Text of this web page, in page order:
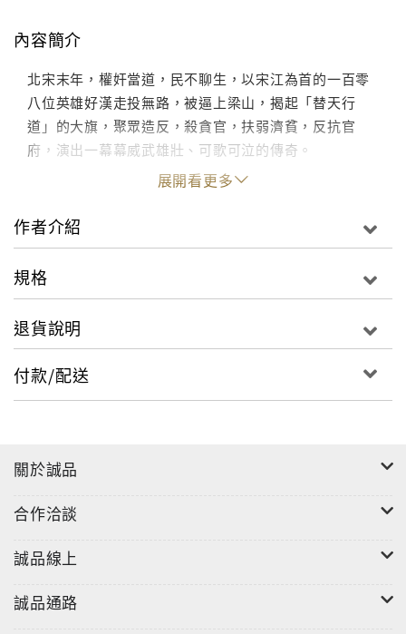
內容簡介
北宋末年，權奸當道，民不聊生，以宋江為首的一百零
八位英雄好漢走投無路，被逼上梁山，揭起「替天行
道」的大旗，聚眾造反，殺貪官，扶弱濟貧，反抗官
府，演出一幕幕威武雄壯、可歌可泣的傳奇。
展開看更多
作者介紹
規格
退貨說明
付款/配送
關於誠品
合作洽談
誠品線上
誠品通路